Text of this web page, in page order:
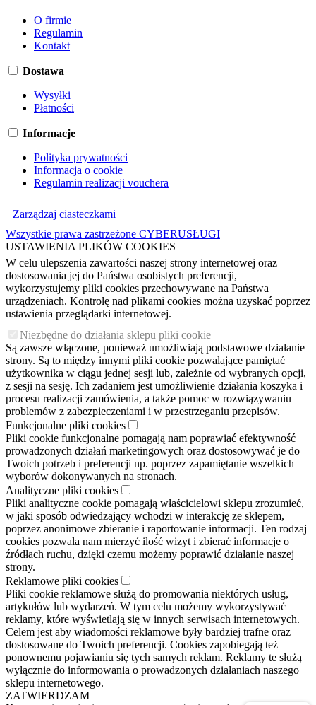
O firmie
Regulamin
Kontakt
Dostawa
Wysyłki
Płatności
Informacje
Polityka prywatności
Informacja o cookie
Regulamin realizacji vouchera
Zarządzaj ciasteczkami
Wszystkie prawa zastrzeżone CYBERUSŁUGI
USTAWIENIA PLIKÓW COOKIES
W celu ulepszenia zawartości naszej strony internetowej oraz
dostosowania jej do Państwa osobistych preferencji,
wykorzystujemy pliki cookies przechowywane na Państwa
urządzeniach. Kontrolę nad plikami cookies można uzyskać poprzez
ustawienia przeglądarki internetowej.
Niezbędne do działania sklepu pliki cookie
Są zawsze włączone, ponieważ umożliwiają podstawowe działanie
strony. Są to między innymi pliki cookie pozwalające pamiętać
użytkownika w ciągu jednej sesji lub, zależnie od wybranych opcji,
z sesji na sesję. Ich zadaniem jest umożliwienie działania koszyka i
procesu realizacji zamówienia, a także pomoc w rozwiązywaniu
problemów z zabezpieczeniami i w przestrzeganiu przepisów.
Funkcjonalne pliki cookies
Pliki cookie funkcjonalne pomagają nam poprawiać efektywność
prowadzonych działań marketingowych oraz dostosowywać je do
Twoich potrzeb i preferencji np. poprzez zapamiętanie wszelkich
wyborów dokonywanych na stronach.
Analityczne pliki cookies
Pliki analityczne cookie pomagają właścicielowi sklepu zrozumieć,
w jaki sposób odwiedzający wchodzi w interakcję ze sklepem,
poprzez anonimowe zbieranie i raportowanie informacji. Ten rodzaj
cookies pozwala nam mierzyć ilość wizyt i zbierać informacje o
źródłach ruchu, dzięki czemu możemy poprawić działanie naszej
strony.
Reklamowe pliki cookies
Pliki cookie reklamowe służą do promowania niektórych usług,
artykułów lub wydarzeń. W tym celu możemy wykorzystywać
reklamy, które wyświetlają się w innych serwisach internetowych.
Celem jest aby wiadomości reklamowe były bardziej trafne oraz
dostosowane do Twoich preferencji. Cookies zapobiegają też
ponownemu pojawianiu się tych samych reklam. Reklamy te służą
wyłącznie do informowania o prowadzonych działaniach naszego
sklepu internetowego.
ZATWIERDZAM